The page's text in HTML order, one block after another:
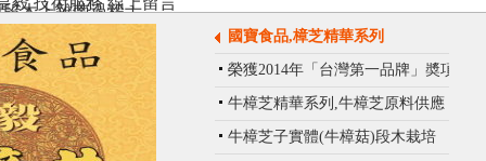
國寶食品,樟芝精華系列
榮獲2014年「台灣第一品牌」奬項
牛樟芝精華系列,牛樟芝原料供應
牛樟芝子實體(牛樟菇)段木栽培
木上雜菌過程 ]
]
首頁上一頁 下一頁最後頁